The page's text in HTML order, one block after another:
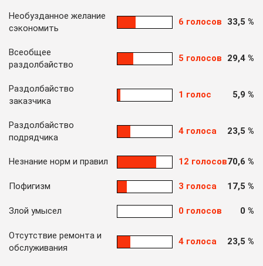
Необузданное желание
сэкономить
6 голосов 33,5 %
Всеобщее
раздолбайство
5 голосов 29,4 %
Раздолбайство
заказчика
1 голос 5,9 %
Раздолбайство
подрядчика
4 голоса 23,5 %
Незнание норм и правил 12 голосов70,6 %
Пофигизм 3 голоса 17,5 %
Злой умысел 0 голосов 0 %
Отсутствие ремонта и
обслуживания
4 голоса 23,5 %